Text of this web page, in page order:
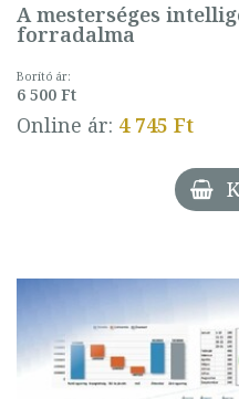
A mesterséges
forradalma
Borító ár:
6 500 Ft
Online ár: 4 745 Ft